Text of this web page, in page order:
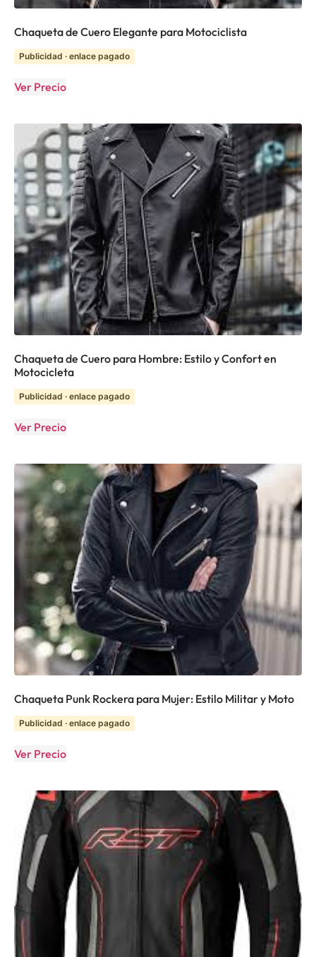
Chaqueta de Cuero Elegante para Motociclista
Publicidad · enlace pagado
Ver Precio
Chaqueta de Cuero para Hombre: Estilo y Confort en
Motocicleta
Publicidad · enlace pagado
Ver Precio
Chaqueta Punk Rockera para Mujer: Estilo Militar y Moto
Publicidad · enlace pagado
Ver Precio